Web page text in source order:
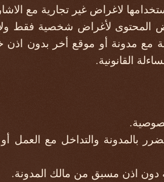
لاغراض غير تجارية مع
المحتوى لأغراض شخصية فقط
مع مدونة أو موقع أخر بدون
القانونية.
بالمدونة والتداخل مع العمل
دون اذن مسبق من مالك المدونة.